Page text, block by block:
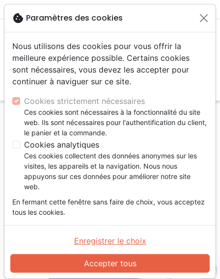
menu
Accueil Auteurs Le Blanc André
André Le Blanc
Liste des produits par auteur
Filtrertune
Jeunesse 9 - 12 ans Bandes dessinées
favorite_border
cookie Paramètres des cookies
Nous utilisons des cookies pour vous offrir la
meilleure expérience possible. Certains cookies
sont nécessaires, vous devez les accepter pour
continuer à naviguer sur ce site.
Cookies strictement nécessaires
Ces cookies sont nécessaires à la fonctionnalité du site
web. Ils sont nécessaires pour l'authentification du client,
le panier et la commande.
Cookies analytiques
Ces cookies collectent des données anonymes sur les
visites, les appareils et la navigation. Nous nous
appuyons sur ces données pour améliorer notre site
web.
En fermant cette fenêtre sans faire de choix, vous acceptez
tous les cookies.
Accepter tous
Enregistrer le choix